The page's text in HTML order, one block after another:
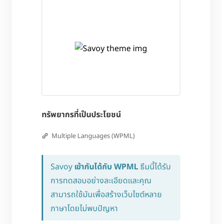
ทรัพยากรที่เป็นประโยชน์
Multiple Languages (WPML)
Savoy เข้ากันได้กับ WPMLธีมนี้ได้รับ
การทดสอบอย่างละเอียดและคุณ
สามารถใช้มันเพื่อสร้างเว็บไซต์หลาย
ภาษาโดยไม่พบปัญหา